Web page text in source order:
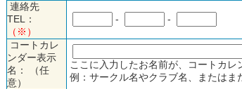
連絡先
TEL：
（※）
- -
コートカレ
ンダー表示
名： （任
意）
ここに入力したお名前が、コートカ
例：サークル名やクラブ名、または